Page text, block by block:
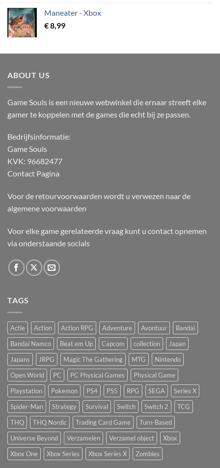
Maneater - Xbox
€8,99
ABOUT US
Game Souls is een nieuwe webwinkel die ernaar streeft elke
gamer te koppelen met de games die echt bij ze passen.
Bedrijfsinformatie:
Game Souls
KVK: 96682477
Contact Pagina
Voor de retourvoorwaarden wordt u verwezen naar de
algemene voorwaarden
Voor elke game gerelateerde vraag kunt u contact opnemen
via onderstaande socials
TAGS
Actie Action Action RPG Adventure Avontuur
Bandai
Bandai Namco
Beat em Up Capcom collection
Japan
Japans
JRPG Magic The Gathering MTG
Nintendo
Open World
PC PC Physical Games
Physical Game
Playstation
Pokemon PS4 PS5 RPG SEGA
Series X
Spider-Man
Strategy Survival Switch Switch 2
TCG
THQ
THQ Nordic Trading Card Game
Turn-Based
Universe Beyond
Verzamelen Verzamel object
Xbox
Xbox One
Xbox Series Xbox Series X Zombies